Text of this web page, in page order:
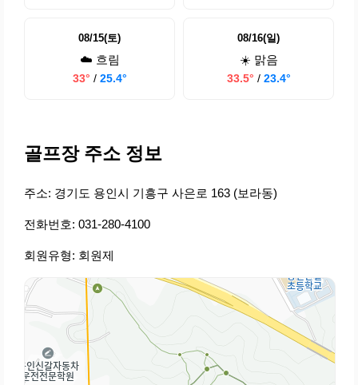
08/15(토)
☁️ 흐림
33° / 25.4°
08/16(일)
☀️ 맑음
33.5° / 23.4°
골프장 주소 정보
주소: 경기도 용인시 기흥구 사은로 163 (보라동)
전화번호: 031-280-4100
회원유형: 회원제